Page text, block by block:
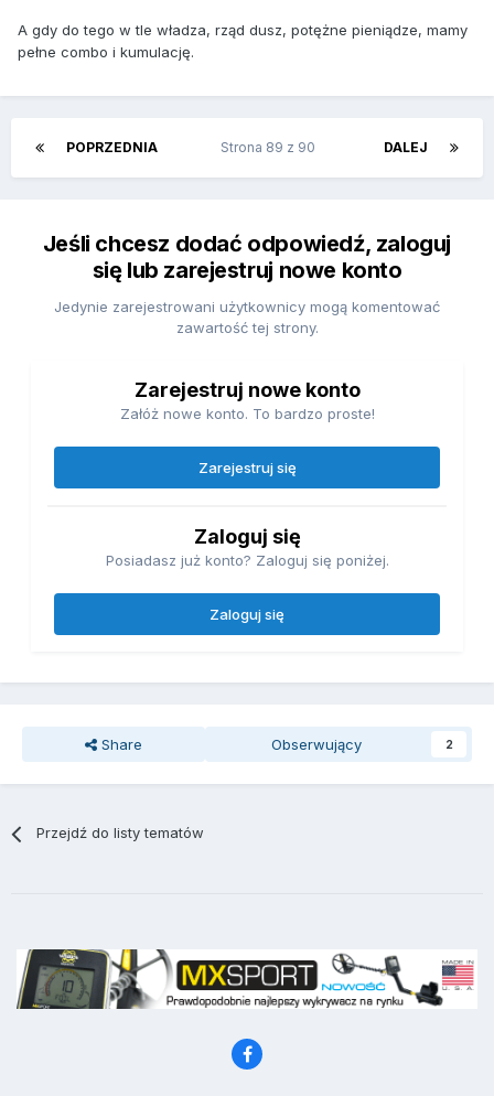
A gdy do tego w tle władza, rząd dusz, potężne pieniądze, mamy
pełne combo i kumulację.
POPRZEDNIA DALEJ
Strona 89 z 90
Jeśli chcesz dodać odpowiedź, zaloguj
się lub zarejestruj nowe konto
Jedynie zarejestrowani użytkownicy mogą komentować
zawartość tej strony.
Zarejestruj nowe konto
Załóż nowe konto. To bardzo proste!
Zarejestruj się
Zaloguj się
Posiadasz już konto? Zaloguj się poniżej.
Zaloguj się
Share Obserwujący 2
Przejdź do listy tematów